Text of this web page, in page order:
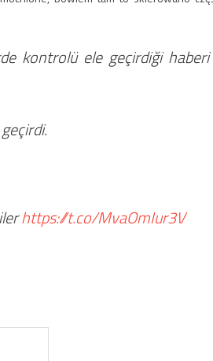
kontrolü ele geçirdiği haberi
https://t.co/MvaOmIur3V